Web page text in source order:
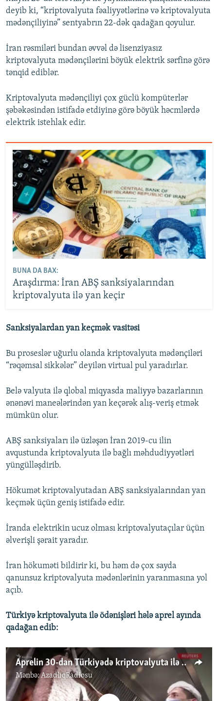
deyib ki, “kriptovalyuta fəaliyyətlərinə və kriptovalyuta
mədənçiliyinə” sentyabrın 22-dək qadağan qoyulur.
İran rəsmiləri bundan əvvəl də lisenziyasız
kriptovalyuta mədənçilərini böyük elektrik sərfinə görə
tənqid ediblər.
Kriptovalyuta mədənçiliyi çox güclü kompüterlər
şəbəkəsindən istifadə etdiyinə görə böyük həcmlərdə
elektrik istehlak edir.
BUNA DA BAX:
Araşdırma: İran ABŞ sanksiyalarından
kriptovalyuta ilə yan keçir
Sanksiyalardan yan keçmək vasitəsi
Bu proseslər uğurlu olanda kriptovalyuta mədənçiləri
“rəqəmsal sikkələr” deyilən virtual pul yaradırlar.
Belə valyuta ilə qlobal miqyasda maliyyə bazarlarının
ənənəvi maneələrindən yan keçərək alış-veriş etmək
mümkün olur.
ABŞ sanksiyaları ilə üzləşən İran 2019-cu ilin
avqustunda kriptovalyuta ilə bağlı məhdudiyyətləri
yüngülləşdirib.
Hökumət kriptovalyutadan ABŞ sanksiyalarından yan
keçmək üçün geniş istifadə edir.
İranda elektrikin ucuz olması kriptovalyutaçılar üçün
əlverişli şərait yaradır.
İran hökuməti bildirir ki, bu həm də çox sayda
qanunsuz kriptovalyuta mədənlərinin yaranmasına yol
açıb.
Türkiyə kriptovalyuta ilə ödənişləri hələ aprel ayında
qadağan edib:
Aprelin 30-dan Türkiyədə kriptovalyuta ilə ödəniş qadağan edilir
Mənbə:AzadlıqRadiosu